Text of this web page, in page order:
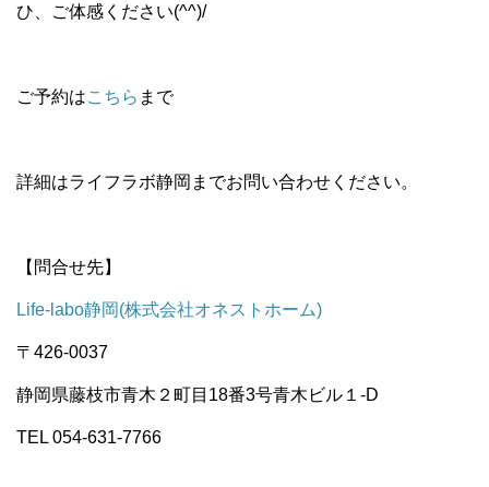
ひ、ご体感ください(^^)/
ご予約はこちら まで
詳細はライフラボ静岡までお問い合わせください。
【問合せ先】
Life-labo静岡(株式会社オネストホーム)
〒426-0037
静岡県藤枝市青木２町目18番3号青木ビル１-D
TEL 054-631-7766